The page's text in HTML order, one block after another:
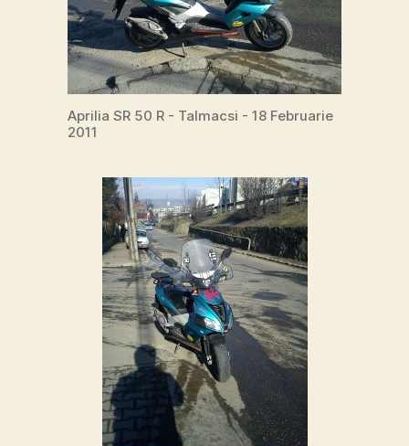
Aprilia SR 50 R - Talmacsi - 18 Februarie
2011